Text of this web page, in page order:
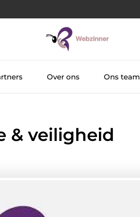
Over ons Ons team
& veiligheid